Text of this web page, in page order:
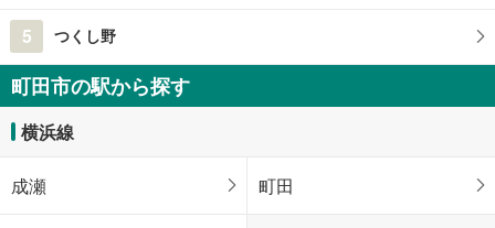
5 つくし野
町田市の駅から探す
横浜線
成瀬 町田